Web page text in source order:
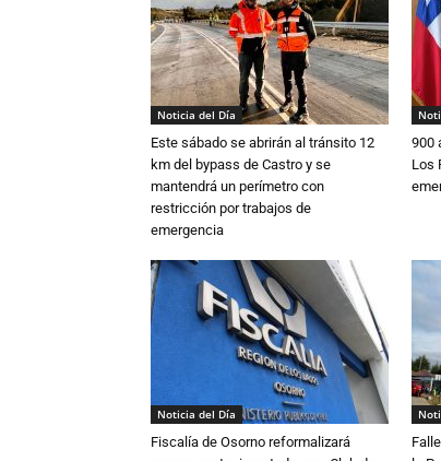
Noticia del Día
Este sábado se abrirán al tránsito 12
km del bypass de Castro y se
mantendrá un perímetro con
restricción por trabajos de
emergencia
900
Los
Noticia del Día
Fiscalía de Osorno reformalizará